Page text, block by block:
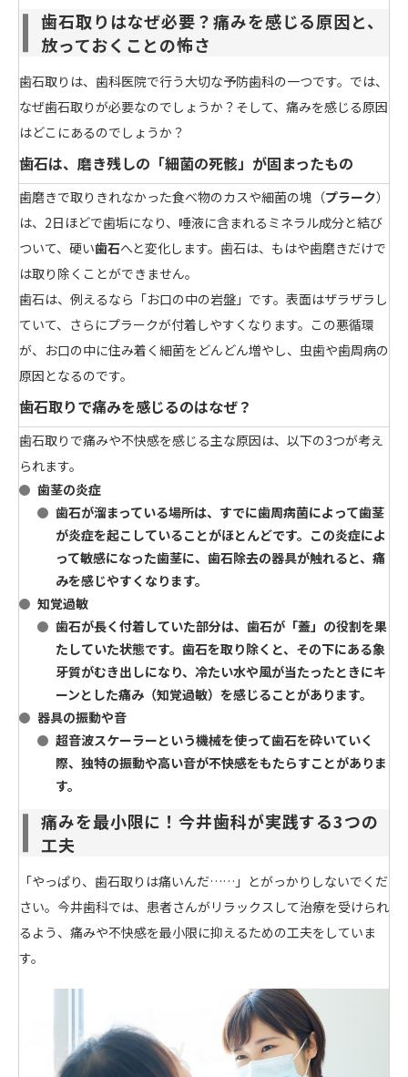
歯石取りはなぜ必要？痛みを感じる原因と、
放っておくことの怖さ
歯石取りは、歯科医院で行う大切な予防歯科の一つです。では、
なぜ歯石取りが必要なのでしょうか？そして、痛みを感じる原因
はどこにあるのでしょうか？
歯石は、磨き残しの「細菌の死骸」が固まったもの
歯磨きで取りきれなかった食べ物のカスや細菌の塊（プラーク）
は、2日ほどで歯垢になり、唾液に含まれるミネラル成分と結び
ついて、硬い歯石へと変化します。歯石は、もはや歯磨きだけで
は取り除くことができません。
歯石は、例えるなら「お口の中の岩盤」です。表面はザラザラし
ていて、さらにプラークが付着しやすくなります。この悪循環
が、お口の中に住み着く細菌をどんどん増やし、虫歯や歯周病の
原因となるのです。
歯石取りで痛みを感じるのはなぜ？
歯石取りで痛みや不快感を感じる主な原因は、以下の3つが考え
られます。
歯茎の炎症
歯石が溜まっている場所は、すでに歯周病菌によって歯茎
が炎症を起こしていることがほとんどです。この炎症によ
って敏感になった歯茎に、歯石除去の器具が触れると、痛
みを感じやすくなります。
知覚過敏
歯石が長く付着していた部分は、歯石が「蓋」の役割を果
たしていた状態です。歯石を取り除くと、その下にある象
牙質がむき出しになり、冷たい水や風が当たったときにキ
ーンとした痛み（知覚過敏）を感じることがあります。
器具の振動や音
超音波スケーラーという機械を使って歯石を砕いていく
際、独特の振動や高い音が不快感をもたらすことがありま
す。
痛みを最小限に！今井歯科が実践する3つの
工夫
「やっぱり、歯石取りは痛いんだ……」とがっかりしないでくだ
さい。今井歯科では、患者さんがリラックスして治療を受けられ
るよう、痛みや不快感を最小限に抑えるための工夫をしていま
す。